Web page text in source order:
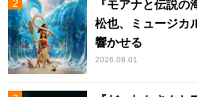
『モアナと伝説
松也、ミュージカ
響かせる
2026.08.01